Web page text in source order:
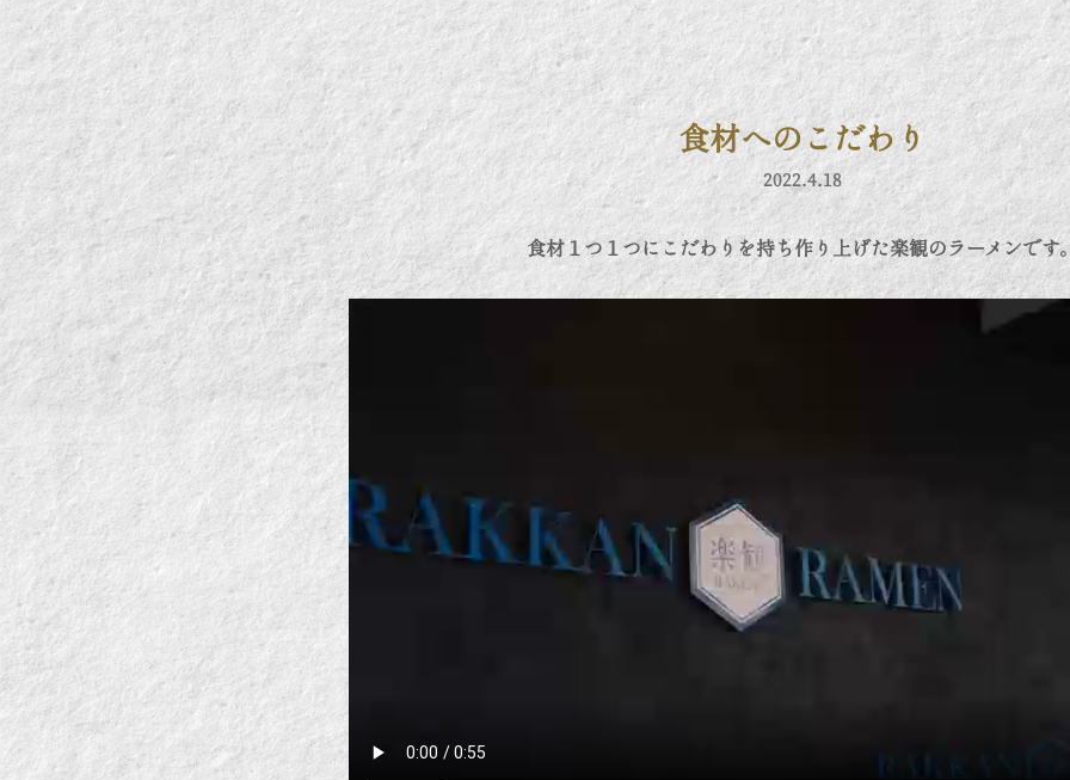
食材へのこだわり
2022.4.18
食材１つ１つにこだわりを持ち作り上げた楽観のラーメンです